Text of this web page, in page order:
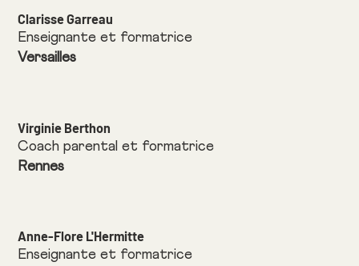
Clarisse Garreau
Enseignante et formatrice
Versailles
Virginie Berthon
Coach parental et formatrice
Rennes
Anne-Flore L'Hermitte
Enseignante et formatrice